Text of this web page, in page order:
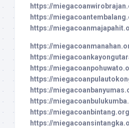
https://
https://
https://
https://
https://
https://
https://
https://
https://
https://miegacoanbintang.org
https://